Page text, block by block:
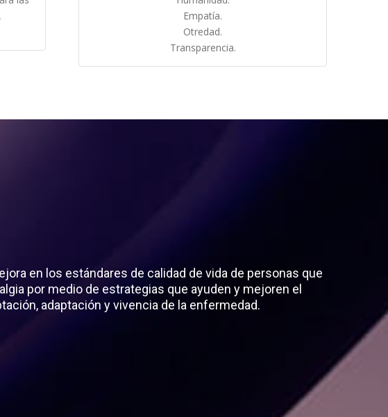
Empatía.
Otredad.
Transparencia.
en los estándares de calidad de vida de personas que
por medio de estrategias que ayuden y mejoren el
adaptación y vivencia de la enfermedad.